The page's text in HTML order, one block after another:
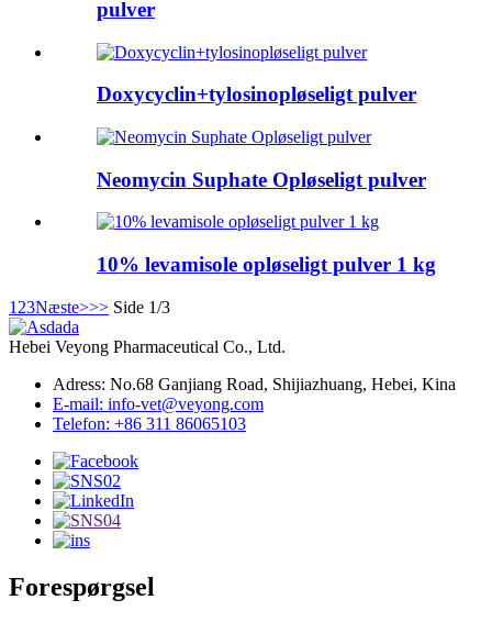
pulver
Doxycyclin+tylosinopløseligt pulver
Neomycin Suphate Opløseligt pulver
10% levamisole opløseligt pulver 1 kg
1 23Næste>>> Side 1/3
Hebei Veyong Pharmaceutical Co., Ltd.
Adress: No.68 Ganjiang Road, Shijiazhuang, Hebei, Kina
E-mail: info-vet@veyong.com
Telefon: +86 311 86065103
Forespørgsel